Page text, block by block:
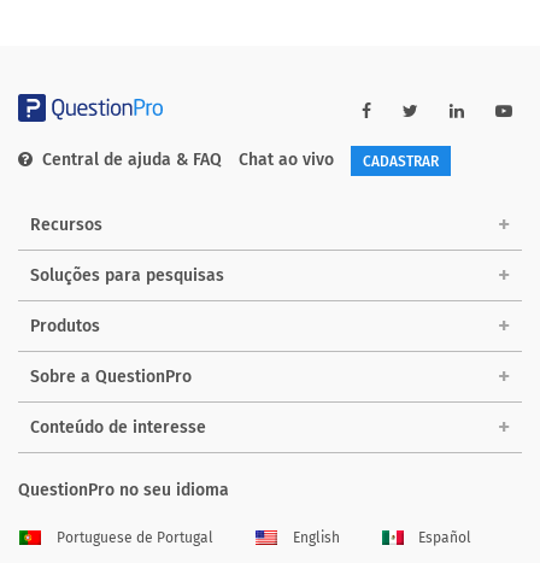
Central de ajuda & FAQ Chat ao vivo CADASTRAR
Recursos
Soluções para pesquisas
Produtos
Sobre a QuestionPro
Conteúdo de interesse
QuestionPro no seu idioma
Portuguese de Portugal English Español